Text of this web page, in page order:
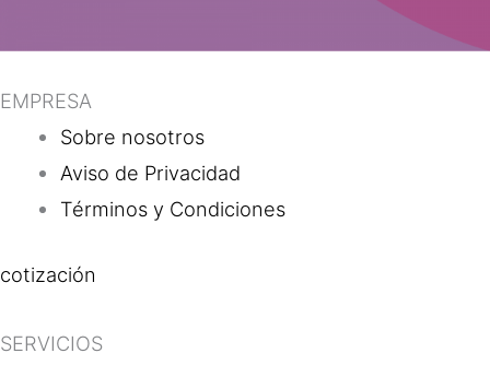
EMPRESA
Sobre nosotros
Aviso de Privacidad
Términos y Condiciones
cotización
SERVICIOS